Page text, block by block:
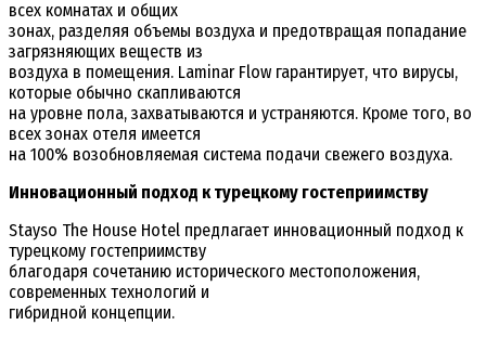
всех комнатах и общих
зонах, разделяя объемы воздуха и предотвращая попадание
загрязняющих веществ из
воздуха в помещения. Laminar Flow гарантирует, что вирусы,
которые обычно скапливаются
на уровне пола, захватываются и устраняются. Кроме того, во
всех зонах отеля имеется
на 100% возобновляемая система подачи свежего воздуха.
Инновационный подход к турецкому гостеприимству
Stayso The House Hotel предлагает инновационный подход к
турецкому гостеприимству
благодаря сочетанию исторического местоположения,
современных технологий и
гибридной концепции.